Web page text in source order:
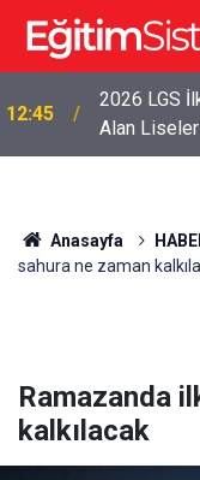
12:45
2026 LGS
Alan
Anasayfa
sahura ne zaman
Ramazanda
kalkılacak